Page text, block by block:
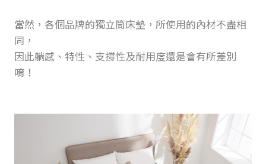
當然，各個品牌的獨立筒床墊，所使用的內材不盡相
同，
因此躺感、特性、支撐性及耐用度還是會有所差別
唷！